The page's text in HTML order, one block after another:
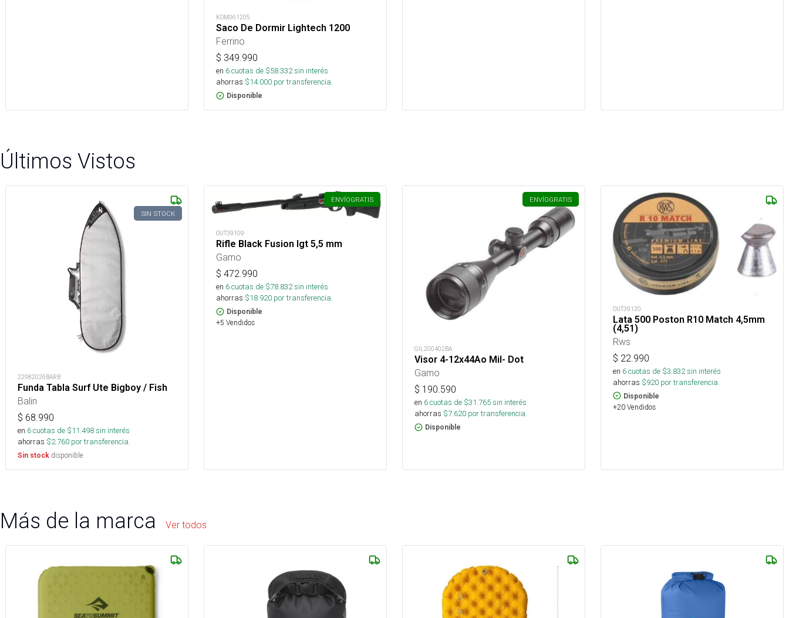
KOM061205
Saco De Dormir Lightech 1200
Ferrino
$ 349.990
en 6cuotas de $58.332sin interés
ahorras $14.000 por transferencia.
Disponible
Últimos Vistos
SIN STOCK
22982026BARB
Funda Tabla Surf Ute Bigboy / Fish
Balin
$ 68.990
en 6cuotas de $11.498sin interés
ahorras $2.760 por transferencia.
Sin stock disponible
ENVÍOGRATIS
OUT39109
Rifle Black Fusion Igt 5,5 mm
Gamo
$ 472.990
en 6cuotas de $78.832sin interés
ahorras $18.920 por transferencia.
Disponible
+5 Vendidos
ENVÍOGRATIS
GIL200402BA
Visor 4-12x44Ao Mil- Dot
Gamo
$ 190.590
en 6cuotas de $31.765sin interés
ahorras $7.620 por transferencia.
Disponible
OUT39120
Lata 500 Poston R10 Match 4,5mm
(4,51)
Rws
$ 22.990
en 6cuotas de $3.832sin interés
ahorras $920 por transferencia.
Disponible
+20 Vendidos
Más de la marca Ver todos